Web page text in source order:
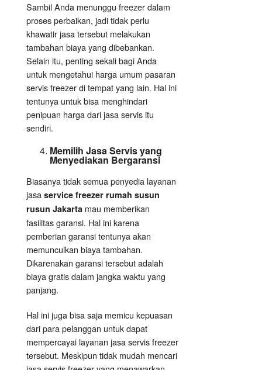
Sambil Anda menunggu freezer dalam
proses perbaikan, jadi tidak perlu
khawatir jasa tersebut melakukan
tambahan biaya yang dibebankan.
Selain itu, penting sekali bagi Anda
untuk mengetahui harga umum pasaran
servis freezer di tempat yang lain. Hal ini
tentunya untuk bisa menghindari
penipuan harga dari jasa servis itu
sendiri.
Memilih Jasa Servis yang
Menyediakan Bergaransi
Biasanya tidak semua penyedia layanan
jasa service freezer rumah susun
rusun Jakarta mau memberikan
fasilitas garansi. Hal ini karena
pemberian garansi tentunya akan
memunculkan biaya tambahan.
Dikarenakan garansi tersebut adalah
biaya gratis dalam jangka waktu yang
panjang.
Hal ini juga bisa saja memicu kepuasan
dari para pelanggan untuk dapat
mempercayai layanan jasa servis freezer
tersebut. Meskipun tidak mudah mencari